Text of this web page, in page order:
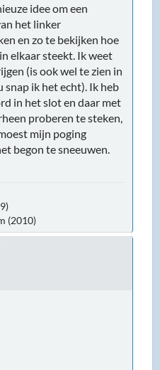
idee om een
het linker
en zo te bekijken hoe
elkaar steekt. Ik weet
(is ook wel te zien in
snap ik het echt). Ik heb
in het slot en daar met
proberen te steken,
mijn poging
begon te sneeuwen.
(2010)